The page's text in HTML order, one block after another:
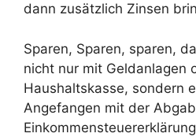
dann zusätzlich Zinsen
Sparen, Sparen, sparen,
nicht nur mit Geldanlagen
Haushaltskasse, sondern
Angefangen mit der